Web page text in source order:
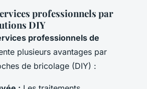
professionnels par
DIY
professionnels de
plusieurs avantages par
de bricolage (DIY) :